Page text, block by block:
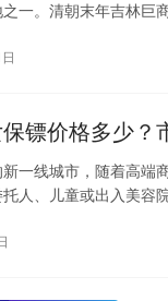
一。清朝末年吉林巨
镖价格多少？
一线城市，随着高端
人、儿童或出入美容